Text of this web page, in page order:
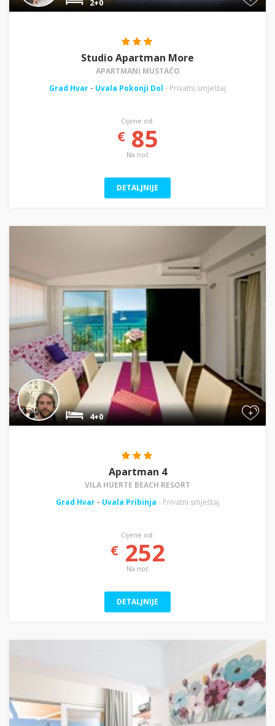
2+0
Studio Apartman More
APARTMANI MUSTAČO
Grad Hvar - Uvala Pokonji Dol - Privatni smještaj
Cijene od:
€85
Na noć
DETALJNIJE
+
4+0
Apartman 4
VILA HUERTE BEACH RESORT
Grad Hvar - Uvala Pribinja - Privatni smještaj
Cijene od:
€252
Na noć
DETALJNIJE